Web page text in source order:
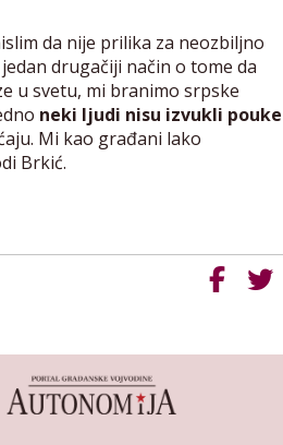
da nije prilika za neozbiljno
drugačiji način o tome da
u svetu, mi branimo srpske
neki ljudi nisu izvukli pouke
Mi kao građani lako
Brkić.